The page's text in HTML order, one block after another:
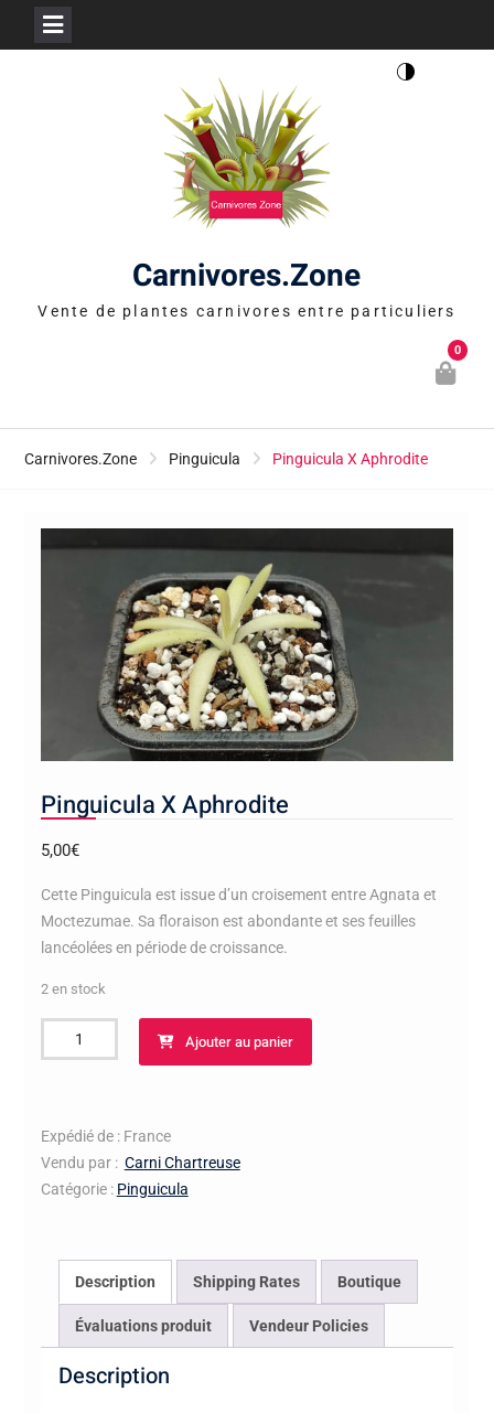
Carnivores.Zone
Vente de plantes carnivores entre particuliers
0
Carnivores.Zone Pinguicula Pinguicula X Aphrodite
Pinguicula X Aphrodite
5,00€
Cette Pinguicula est issue d’un croisement entre Agnata et
Moctezumae. Sa floraison est abondante et ses feuilles
lancéolées en période de croissance.
2 en stock
quantité
de
Aphrodite
Ajouter au panier
Expédié de : France
Vendu par : Carni Chartreuse
Catégorie : Pinguicula
Description Shipping Rates Boutique
Évaluations produit Vendeur Policies
Description